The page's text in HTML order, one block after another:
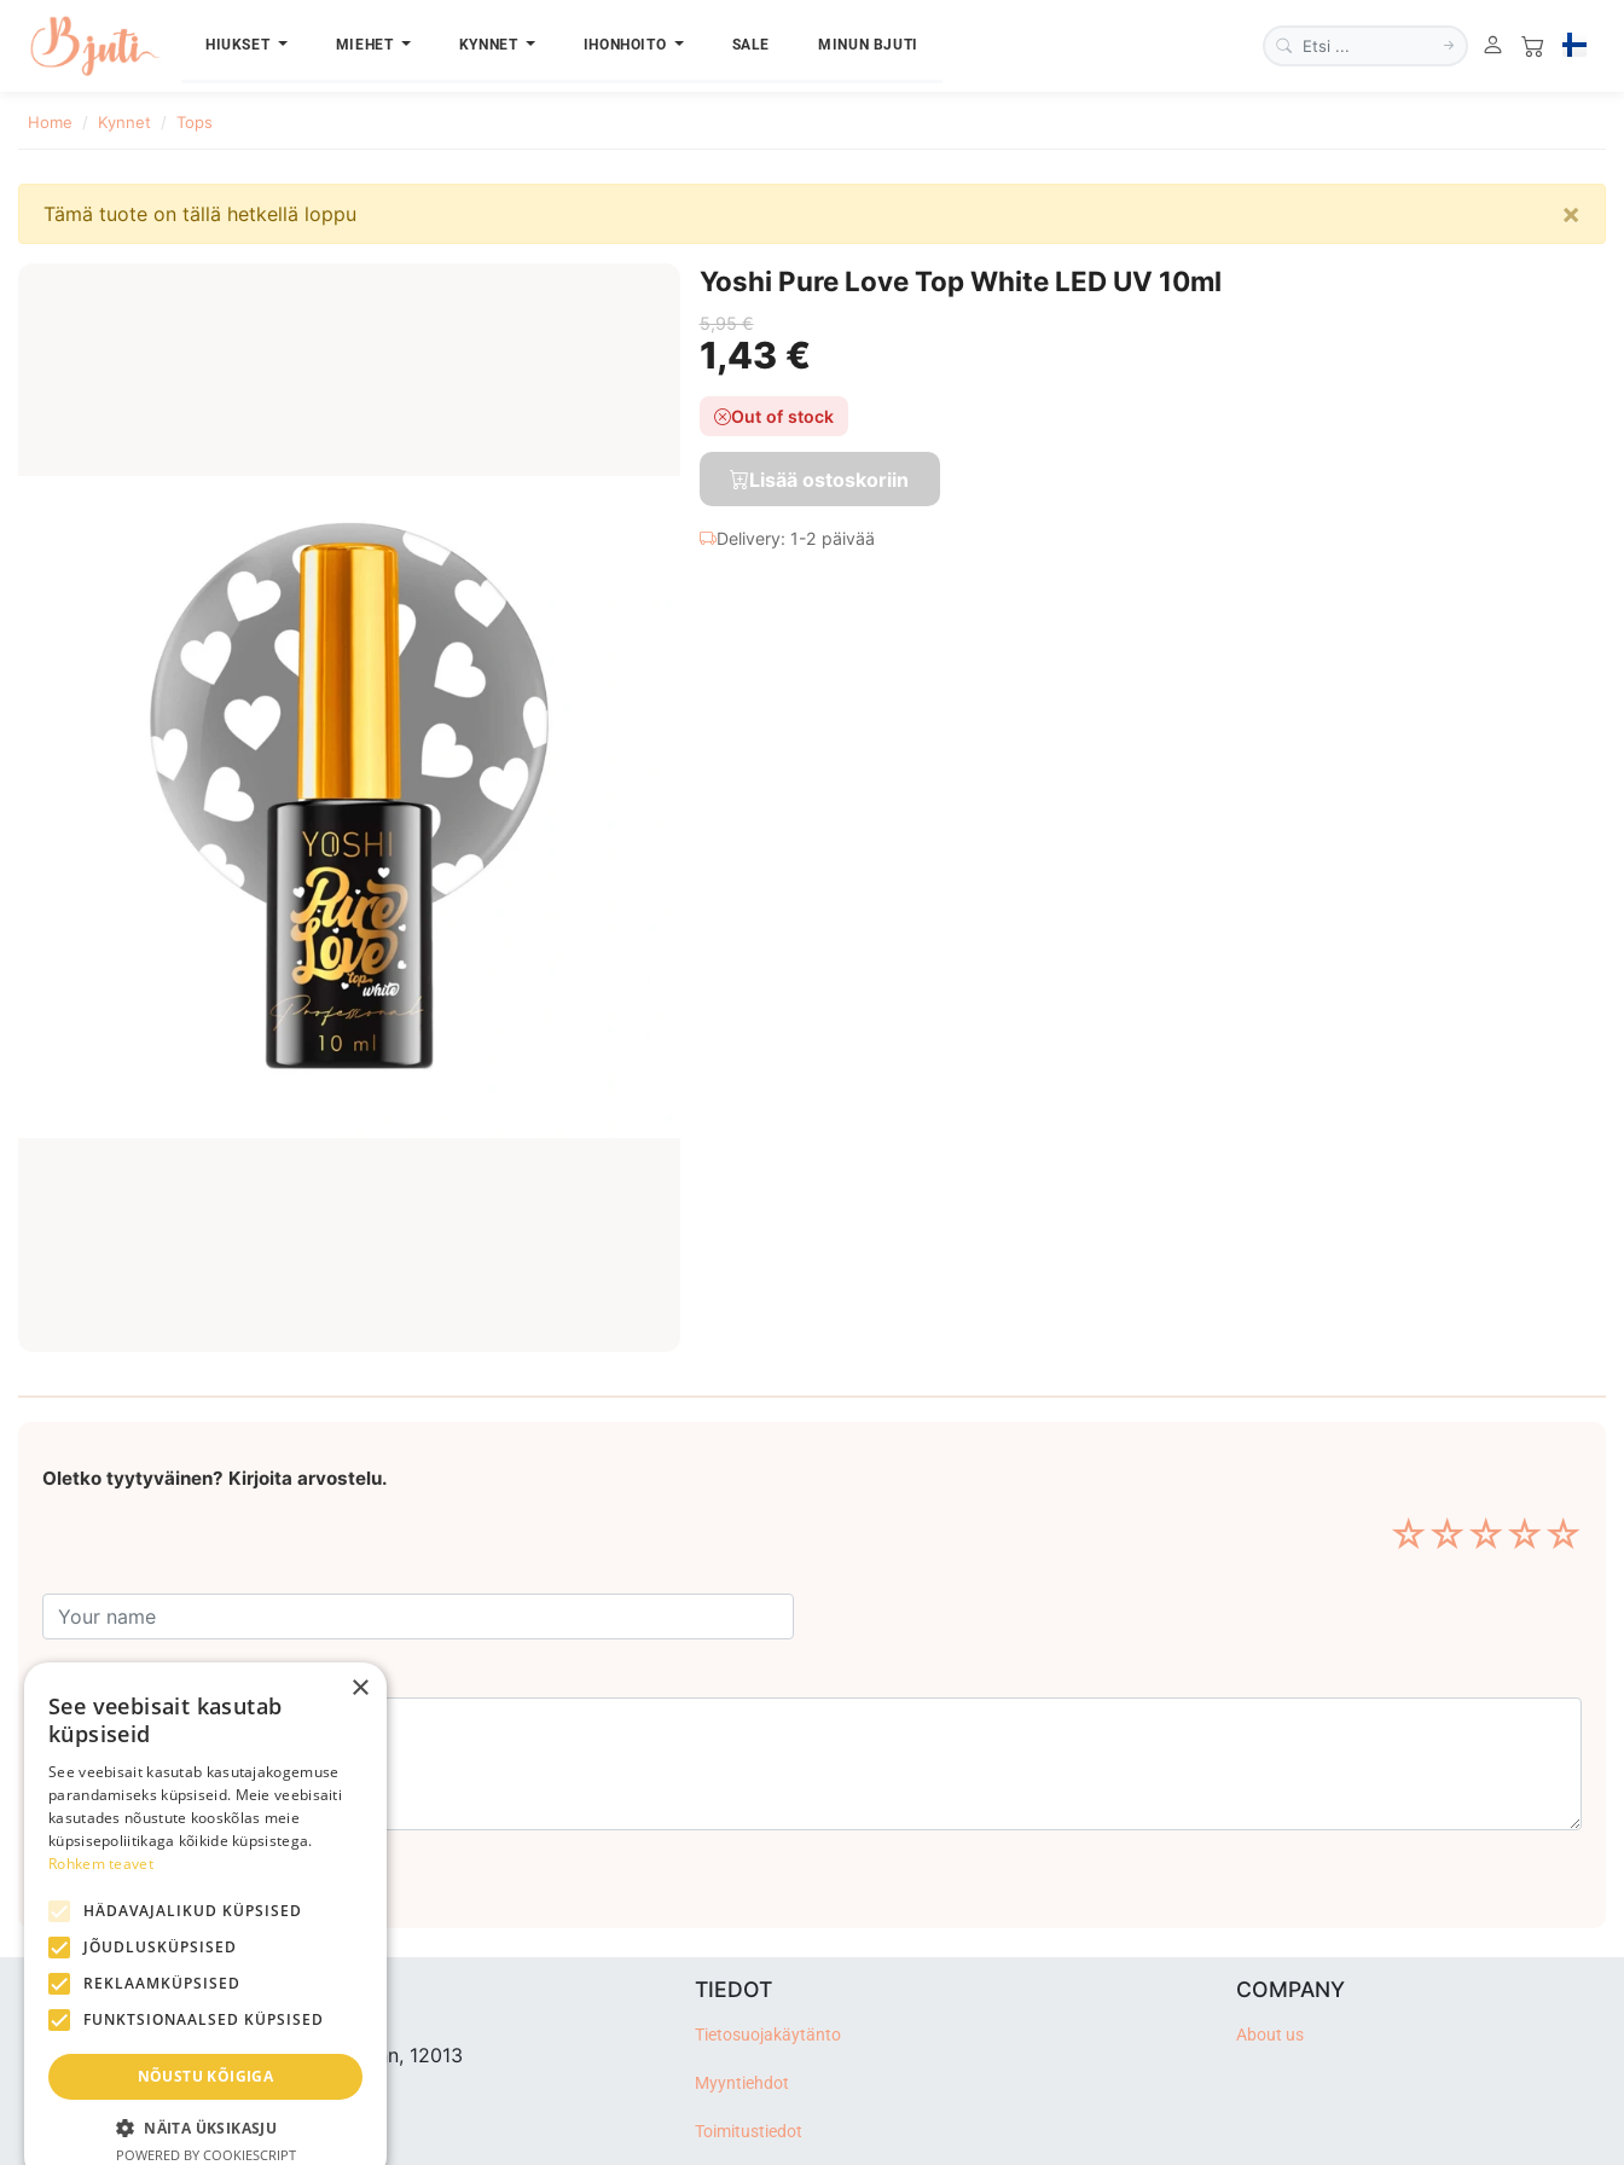
HIUKSET MIEHET KYNNET IHONHOITO SALE MINUN BJUTI
Home Kynnet Tops
Tämä tuote on tällä hetkellä loppu ×
Yoshi Pure Love Top White LED UV 10ml
5,95 €
1,43 €
Out of stock
Lisää ostoskoriin
Delivery: 1-2 päivää
Oletko tyytyväinen? Kirjoita arvostelu.
☆
☆
☆
☆
☆
Send
YHETYSTIEDOT
Bjuti Kaubandus OÜ
Vabaõhukooli tee 4, Tallinn, 12013
Reg nr: 14690362
Puhelin: +3725143691
TIEDOT
Tietosuojakäytänto
Myyntiehdot
Toimitustiedot
COMPANY
About us
×
See veebisait kasutab
küpsiseid
See veebisait kasutab kasutajakogemuse
parandamiseks küpsiseid. Meie veebisaiti
kasutades nõustute kooskõlas meie
küpsisepoliitikaga kõikide küpsistega.
Rohkem teavet
HÄDAVAJALIKUD KÜPSISED
JÕUDLUSKÜPSISED
REKLAAMKÜPSISED
FUNKTSIONAALSED KÜPSISED
NÕUSTU KÕIGIGA
NÄITA ÜKSIKASJU
POWERED BY COOKIESCRIPT